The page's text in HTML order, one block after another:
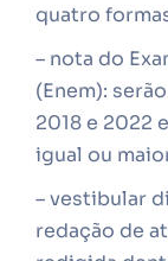
quatro
– nota do
(Enem):
2018 e 2022
igual ou
– vestibular
redação de